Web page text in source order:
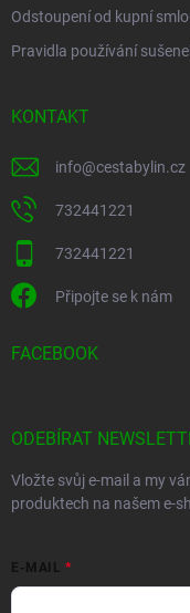
Odstoupení od kupní
Pravidla používání
KONTAKT
info@cestabylin.cz
732441221
732441221
Připojte se k nám
FACEBOOK
ODEBÍRAT
Vložte svůj e-mail a my
produktech na našem e-
E-MAIL